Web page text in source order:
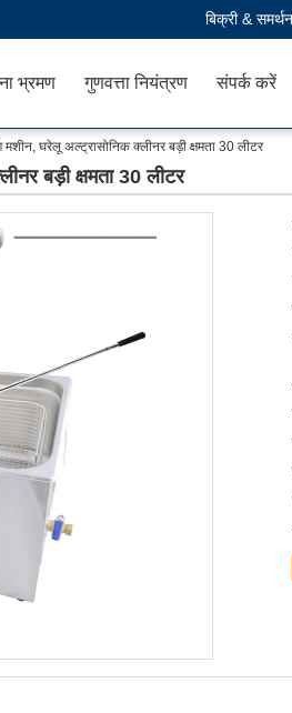
बिक्री &
भ्रमण गुणवत्ता नियंत्रण संपर्क करें
घरेलू अल्ट्रासोनिक क्लीनर बड़ी क्षमता 30 लीटर
बड़ी क्षमता 30 लीटर